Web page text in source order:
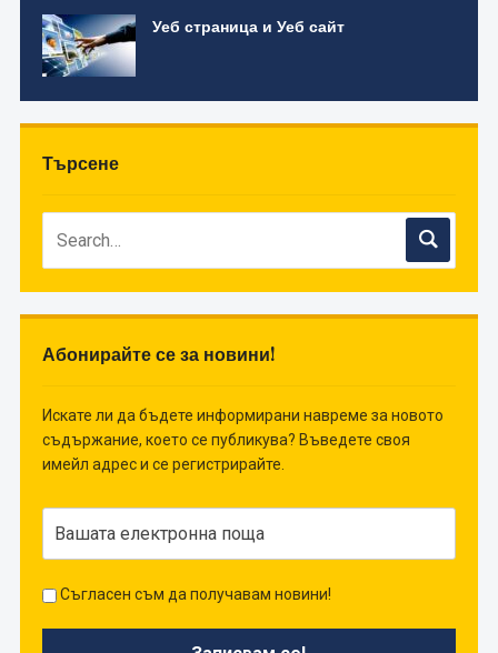
Уеб страница и Уеб сайт
Търсене
Абонирайте се за новини!
Искате ли да бъдете информирани навреме за новото
съдържание, което се публикува? Въведете своя
имейл адрес и се регистрирайте.
Съгласен съм да получавам новини!